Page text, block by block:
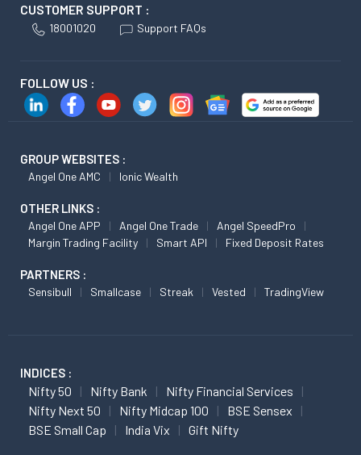
CUSTOMER SUPPORT :
18001020 Support FAQs
FOLLOW US :
GROUP WEBSITES :
Angel One AMC Ionic Wealth
OTHER LINKS :
Angel One APP Angel One Trade
Angel SpeedPro
Margin Trading Facility
Smart API Fixed Deposit Rates
PARTNERS :
Sensibull Smallcase Streak Vested TradingView
INDICES :
Nifty 50 Nifty Bank
Nifty Financial Services
Nifty Next 50
Nifty Midcap 100
BSE Sensex
BSE Small Cap
India Vix Gift Nifty